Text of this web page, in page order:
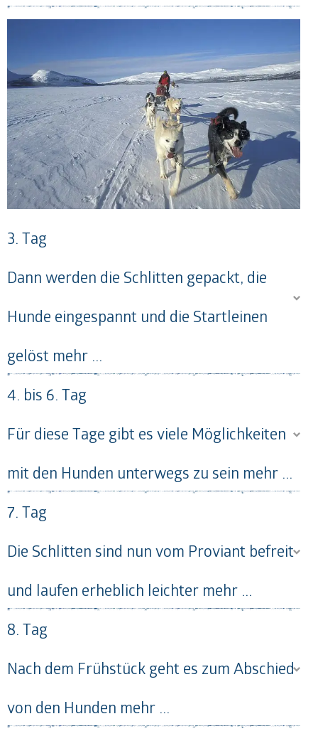
3. Tag
Dann werden die Schlitten gepackt, die
Hunde eingespannt und die Startleinen
gelöst mehr ...
4. bis 6. Tag
Für diese Tage gibt es viele Möglichkeiten
mit den Hunden unterwegs zu sein mehr ...
7. Tag
Die Schlitten sind nun vom Proviant befreit
und laufen erheblich leichter mehr ...
8. Tag
Nach dem Frühstück geht es zum Abschied
von den Hunden mehr ...